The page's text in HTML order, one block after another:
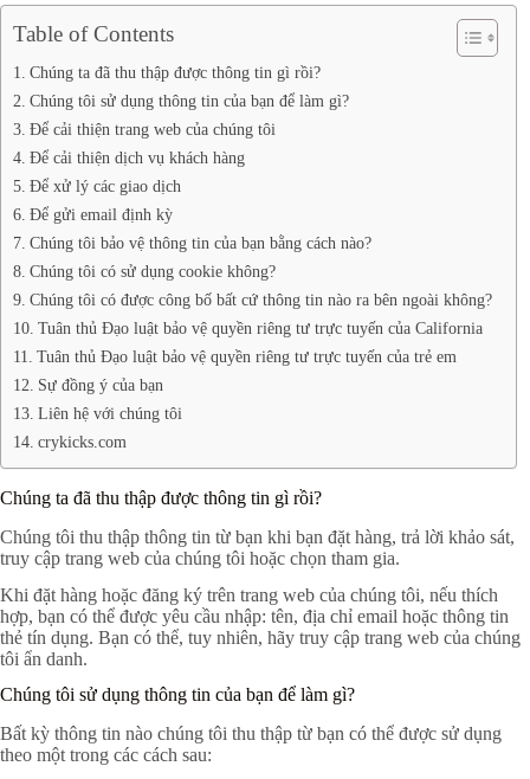
Table of Contents
Chúng ta đã thu thập được thông tin gì rồi?
Chúng tôi sử dụng thông tin của bạn để làm gì?
Để cải thiện trang web của chúng tôi
Để cải thiện dịch vụ khách hàng
Để xử lý các giao dịch
Để gửi email định kỳ
Chúng tôi bảo vệ thông tin của bạn bằng cách nào?
Chúng tôi có sử dụng cookie không?
Chúng tôi có được công bố bất cứ thông tin nào ra bên ngoài không?
Tuân thủ Đạo luật bảo vệ quyền riêng tư trực tuyến của California
Tuân thủ Đạo luật bảo vệ quyền riêng tư trực tuyến của trẻ em
Sự đồng ý của bạn
Liên hệ với chúng tôi
crykicks.com
Chúng ta đã thu thập được thông tin gì rồi?
Chúng tôi thu thập thông tin từ bạn khi bạn đặt hàng, trả lời khảo sát,
truy cập trang web của chúng tôi hoặc chọn tham gia.
Khi đặt hàng hoặc đăng ký trên trang web của chúng tôi, nếu thích
hợp, bạn có thể được yêu cầu nhập: tên, địa chỉ email hoặc thông tin
thẻ tín dụng. Bạn có thể, tuy nhiên, hãy truy cập trang web của chúng
tôi ẩn danh.
Chúng tôi sử dụng thông tin của bạn để làm gì?
Bất kỳ thông tin nào chúng tôi thu thập từ bạn có thể được sử dụng
theo một trong các cách sau: